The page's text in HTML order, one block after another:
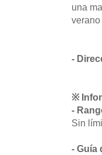
una
-
※
-
Sin
- Guía